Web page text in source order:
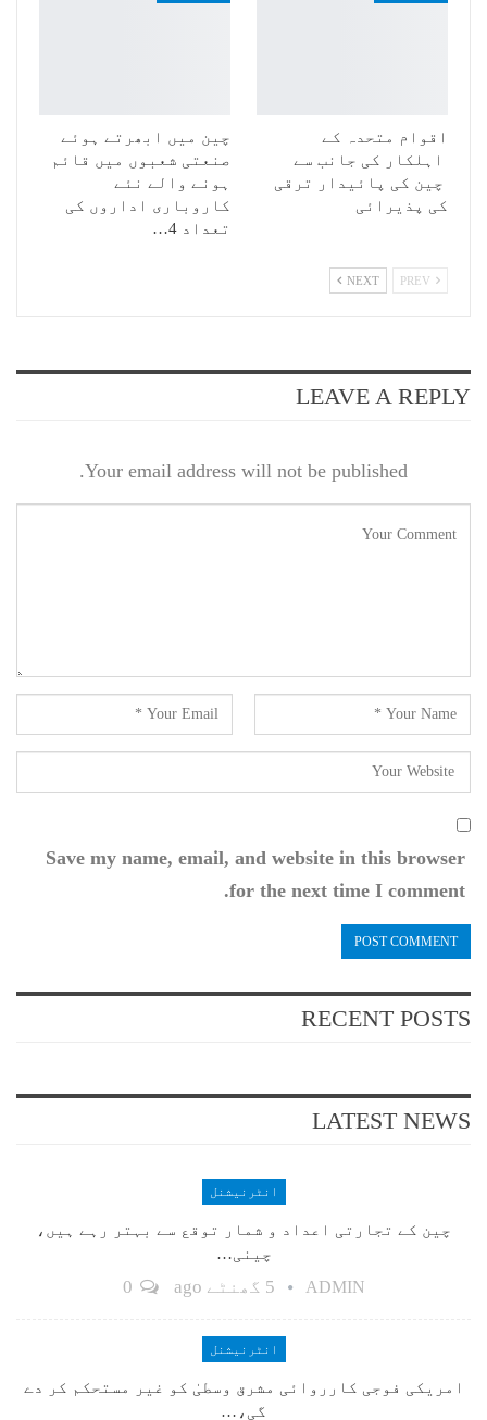
اقوام متحدہ کے
اہلکار کی جانب سے
چین کی پائیدار ترقی
کی پذیرائی
چین میں ابھرتے ہوئے
صنعتی شعبوں میں قائم
ہونے والے نئے
کاروباری اداروں کی
تعداد 4…
NEXT
LEAVE A REPLY
Your email address will not be published.
Save my name, email, and website in this browser
for the next time I comment.
RECENT POSTS
LATEST NEWS
انٹرنیشنل
چین کے تجارتی اعداد و شمار توقع سے بہتر رہے ہیں،
چینی…
ADMIN 5 گھنٹے ago
انٹرنیشنل
امریکی فوجی کارروائی مشرق وسطیٰ کو غیر مستحکم کر دے
گی،…